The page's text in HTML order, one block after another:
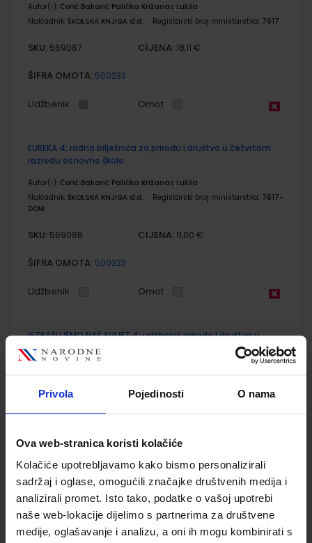
Privola Pojedinosti O nama
Ova web-stranica koristi kolačiće
Kolačiće upotrebljavamo kako bismo personalizirali
sadržaj i oglase, omogućili značajke društvenih medija i
analizirali promet. Isto tako, podatke o vašoj upotrebi
naše web-lokacije dijelimo s partnerima za društvene
medije, oglašavanje i analizu, a oni ih mogu kombinirati s
Autor(i): Ćorić Bakarić Palička Križanac Lukša
Nakladnik: ŠKOLSKA KNJIGA d.d. Registarski broj ministarstva: 7617
SKU: 569087 CIJENA: 18,11 €
ŠIFRA OMOTA: 500233
Udžbenik Omot
EUREKA 4; radna bilježnica za prirodu i društvo u četvrtom
razredu osnovne škole
Autor(i): Ćorić Bakarić Palička Križanac Lukša
Nakladnik: ŠKOLSKA KNJIGA d.d. Registarski broj ministarstva: 7617-
DOM
SKU: 569088 CIJENA: 11,00 €
ŠIFRA OMOTA: 500233
Udžbenik Omot
ISTRAŽUJEMO NAŠ SVIJET 4; udžbenik prirode i društva u
četvrtom razredu OŠ
SKU:569091
ŠIFRA OMOTA: 500233
Udžbenik Omot
ISTRAŽUJEMO NAŠ SVIJET 4; radna bilježnica za prirodu i
društvo u četvrtom razredu osnovne škole